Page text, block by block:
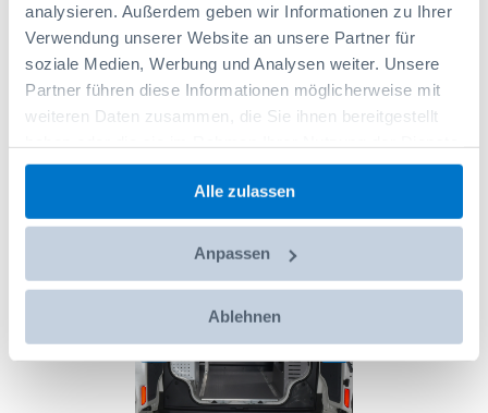
analysieren. Außerdem geben wir Informationen zu Ihrer
Verwendung unserer Website an unsere Partner für
soziale Medien, Werbung und Analysen weiter. Unsere
Partner führen diese Informationen möglicherweise mit
weiteren Daten zusammen, die Sie ihnen bereitgestellt
gesammelt haben.
Alle zulassen
Anpassen
Ablehnen
< >
< >